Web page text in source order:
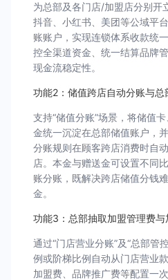
为总部及各门店/加盟店分别开
抖音、小红书、美团等公域平
账账户，实现连锁体系收款统
控全渠道资金、统一结算品牌
现金流稳定性。
功能2：储值跨店自动分账与总
支持“储值分账”场景，将储值
金统一沉淀在总部储值账户，
分账规则在顾客跨店消费时自
店。本金与赠送金可设置不同
账分账，既解决跨店储值分钱
金。
功能3：总部抽取加盟管理费与
通过“门店营业分账”及“总部管
例或阶梯比例自动从门店营业
加盟费、品牌推广费等配置一